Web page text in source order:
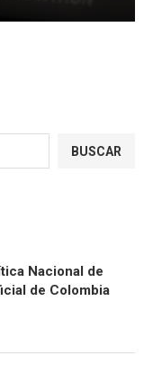
BUSCAR
Nacional de
de Colombia